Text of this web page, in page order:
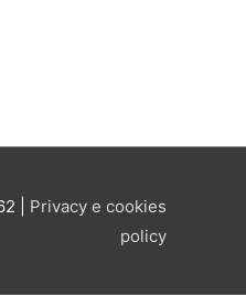
| Privacy e cookies
policy